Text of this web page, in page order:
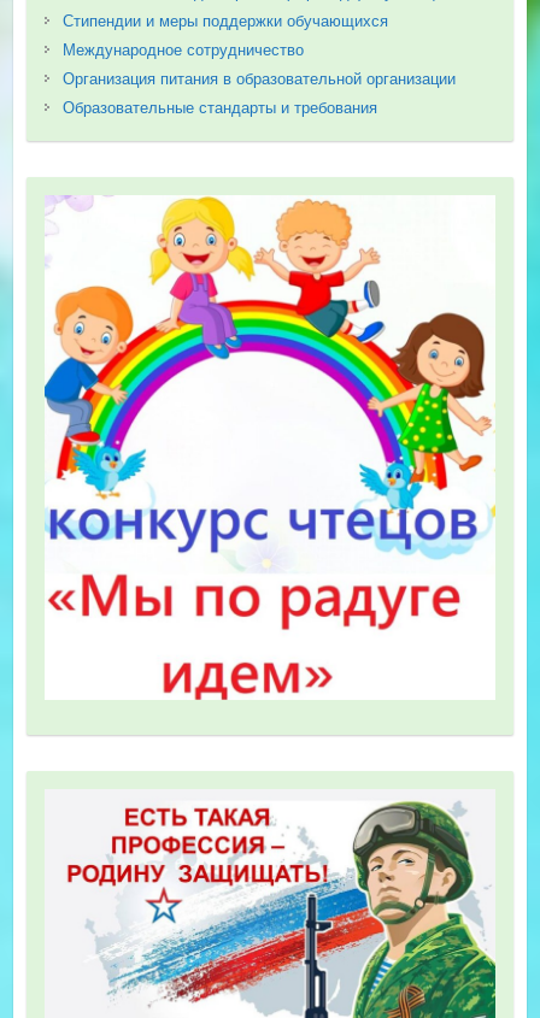
Стипендии и меры поддержки обучающихся
Международное сотрудничество
Организация питания в образовательной организации
Образовательные стандарты и требования